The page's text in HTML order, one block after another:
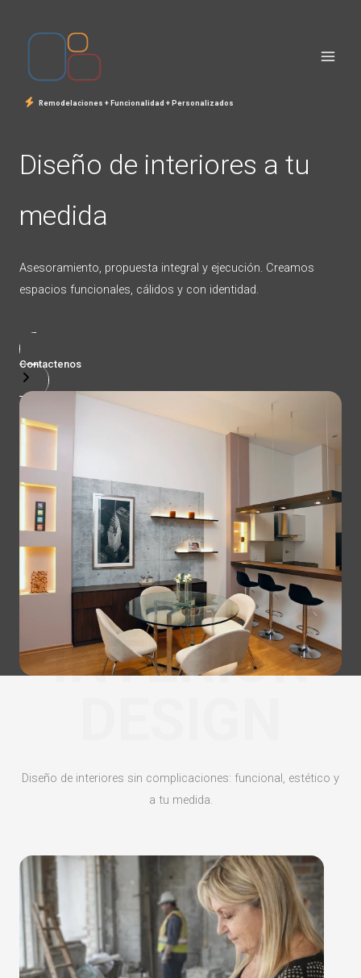
Remodelaciones + Funcionalidad + Personalizados
Diseño de interiores a tu
medida
Asesoramiento, propuesta integral y ejecución. Creamos
espacios funcionales, cálidos y con identidad.
Contactenos
INTERIOR
Diseño de interiores sin complicaciones: funcional, estético y
a tu medida.